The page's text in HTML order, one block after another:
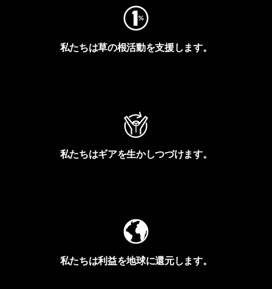
私たちは草の根活動を支援します。
私たちはギアを生かしつづけます。
私たちは利益を地球に還元します。